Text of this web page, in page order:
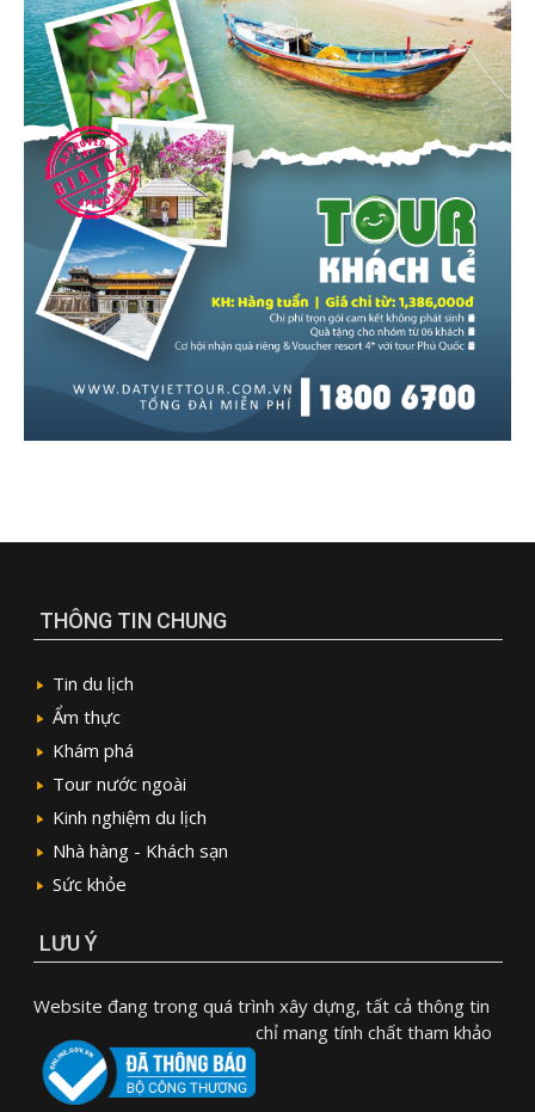
THÔNG TIN CHUNG
Tin du lịch
Ẩm thực
Khám phá
Tour nước ngoài
Kinh nghiệm du lịch
Nhà hàng - Khách sạn
Sức khỏe
LƯU Ý
Website đang trong quá trình xây dựng, tất cả thông tin
chỉ mang tính chất tham khảo